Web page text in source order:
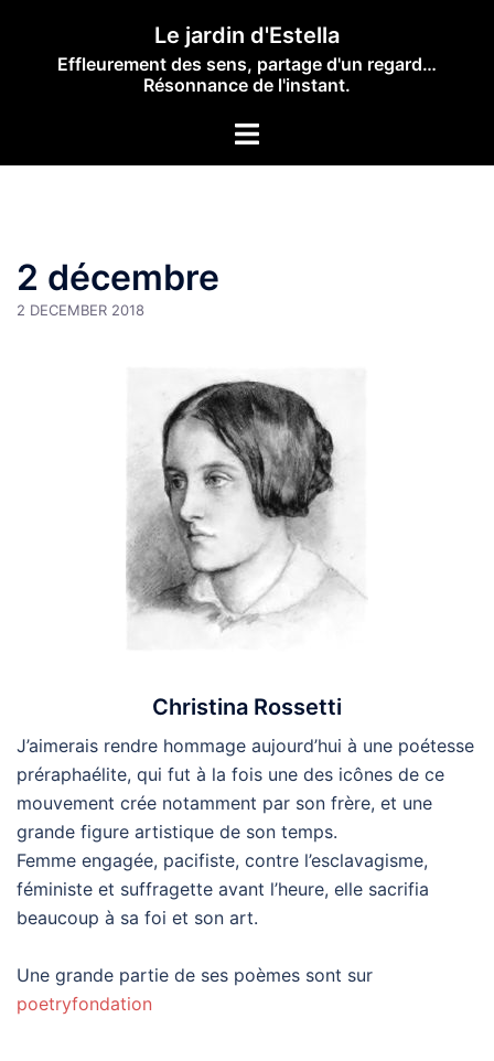
content
Le jardin d'Estella
Effleurement des sens, partage d'un regard…
Résonnance de l'instant.
Toggle
2 décembre
2 DECEMBER 2018
Christina Rossetti
J’aimerais rendre hommage aujourd’hui à une poétesse
préraphaélite, qui fut à la fois une des icônes de ce
mouvement crée notamment par son frère, et une
grande figure artistique de son temps.
Femme engagée, pacifiste, contre l’esclavagisme,
féministe et suffragette avant l’heure, elle sacrifia
beaucoup à sa foi et son art.
Une grande partie de ses poèmes sont sur
poetryfondation